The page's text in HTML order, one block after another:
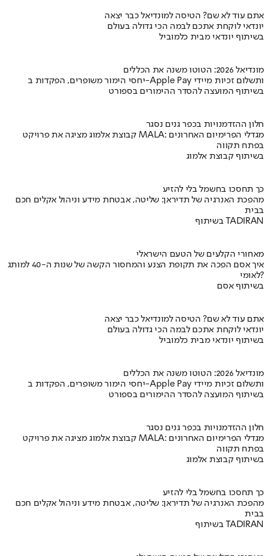
אתם עוד לא שם? הטיסה למונדיאל כבר יצאה
יונדאי לוקחת אתכם לבמה הכי גדולה בעולם
בשיתוף יונדאי מבית כלמוביל
מונדיאל 2026: הטוטו משנה את הכללים
יחסי הימור משופרים, הפקדות ב-Apple Pay ותשלום זכיות מיידי
בשיתוף המועצה להסדר ההימורים בספורט
חלון ההזדמנויות בכפר גנים נסגר
קבוצת אלמוג מציגה את פרויקט MALA: מגדלי הפרימיום האחרונים
בפתח תקווה
בשיתוף קבוצת אלמוג
כך תחסכו בחשמל בלי להזיע
מהפכת האנרגיה של תדיראן: שליטה, אבטחת מידע וניהול אקלים חכם
בבית
בשיתוף TADIRAN
מאחורי הקלעים של הטעם הישראלי
איך אסם הפכה את תקופת הצנע והמחסור הקשה של שנות ה-40 למותג
לאומי?
בשיתוף אסם
אתם עוד לא שם? הטיסה למונדיאל כבר יצאה
יונדאי לוקחת אתכם לבמה הכי גדולה בעולם
בשיתוף יונדאי מבית כלמוביל
מונדיאל 2026: הטוטו משנה את הכללים
יחסי הימור משופרים, הפקדות ב-Apple Pay ותשלום זכיות מיידי
בשיתוף המועצה להסדר ההימורים בספורט
חלון ההזדמנויות בכפר גנים נסגר
קבוצת אלמוג מציגה את פרויקט MALA: מגדלי הפרימיום האחרונים
בפתח תקווה
בשיתוף קבוצת אלמוג
כך תחסכו בחשמל בלי להזיע
מהפכת האנרגיה של תדיראן: שליטה, אבטחת מידע וניהול אקלים חכם
בבית
בשיתוף TADIRAN